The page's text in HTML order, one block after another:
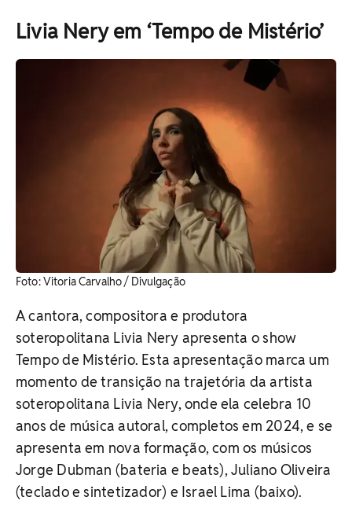
Livia Nery em ‘Tempo de Mistério’
Foto: Vitoria Carvalho / Divulgação
A cantora, compositora e produtora
soteropolitana Livia Nery apresenta o show
Tempo de Mistério. Esta apresentação marca um
momento de transição na trajetória da artista
soteropolitana Livia Nery, onde ela celebra 10
anos de música autoral, completos em 2024, e se
apresenta em nova formação, com os músicos
Jorge Dubman (bateria e beats), Juliano Oliveira
(teclado e sintetizador) e Israel Lima (baixo).